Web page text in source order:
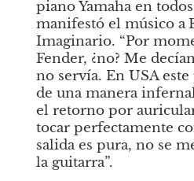
piano Yamaha en
manifestó el músico a
Imaginario. “Por
Fender, ¿no? Me
no servía. En USA
de una manera
el retorno por
tocar perfectamente
salida es pura, no se
la guitarra”.